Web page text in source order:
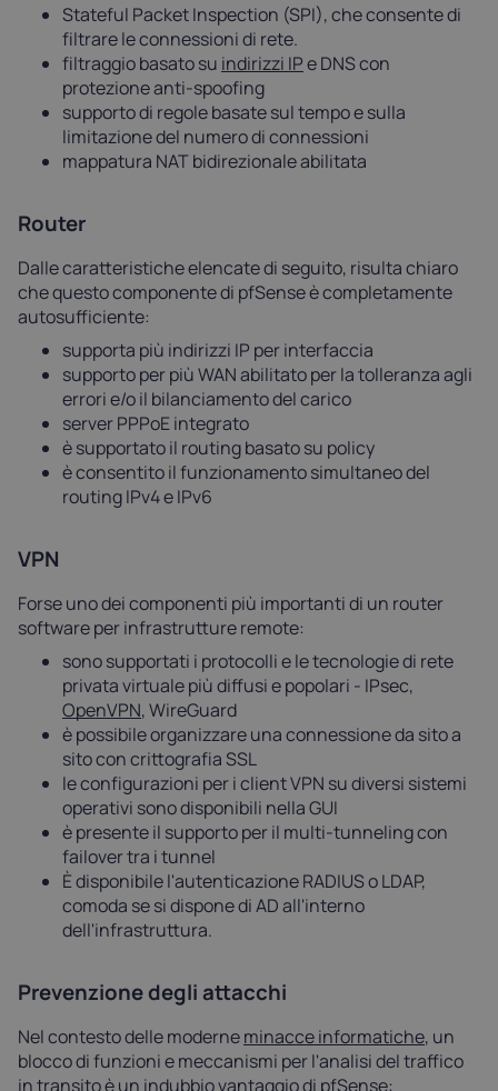
Stateful Packet Inspection (SPI), che consente di
filtrare le connessioni di rete.
filtraggio basato su indirizzi IPe DNS con
protezione anti-spoofing
supporto di regole basate sul tempo e sulla
limitazione del numero di connessioni
mappatura NAT bidirezionale abilitata
Router
Dalle caratteristiche elencate di seguito, risulta chiaro
che questo componente di pfSense è completamente
autosufficiente:
supporta più indirizzi IP per interfaccia
supporto per più WAN abilitato per la tolleranza agli
errori e/o il bilanciamento del carico
server PPPoE integrato
è supportato il routing basato su policy
è consentito il funzionamento simultaneo del
routing IPv4 e IPv6
VPN
Forse uno dei componenti più importanti di un router
software per infrastrutture remote:
sono supportati i protocolli e le tecnologie di rete
privata virtuale più diffusi e popolari - IPsec,
OpenVPN, WireGuard
è possibile organizzare una connessione da sito a
sito con crittografia SSL
le configurazioni per i client VPN su diversi sistemi
operativi sono disponibili nella GUI
è presente il supporto per il multi-tunneling con
failover tra i tunnel
È disponibile l'autenticazione RADIUS o LDAP,
comoda se si dispone di AD all'interno
dell'infrastruttura.
Prevenzione degli attacchi
Nel contesto delle moderneminacce informatiche, un
blocco di funzioni e meccanismi per l'analisi del traffico
in transito è un indubbio vantaggio di pfSense: